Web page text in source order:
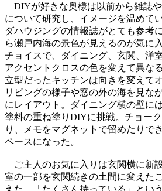
DIYが好きな奥様は以前から雑誌
について研究し、イメージを温めて
ダハウジングの情報誌がとても参考
ら瀬戸内海の景色が見えるのが気に
チョイスで、ダイニング、玄関、洋
アクセントクロスの色を変えて異な
立型だったキッチンは向きを変えて
リビングの様子や窓の外の海を見な
にレイアウト。ダイニング横の壁に
塗料の重ね塗りDIYに挑戦。チョー
り、メモをマグネットで留めたりで
ペースになった。
ご主人のお気に入りは玄関横に新
室の一部を玄関続きの土間に変えた
えた。「たくさん持っている」とい